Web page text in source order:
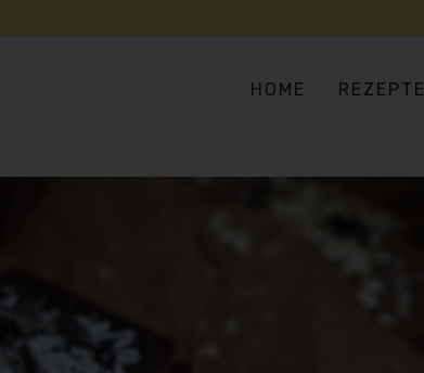
HOME REZEPTE
BULGUR, COUSCOUS & CO
FLEISCH- UND FISCHERSATZ